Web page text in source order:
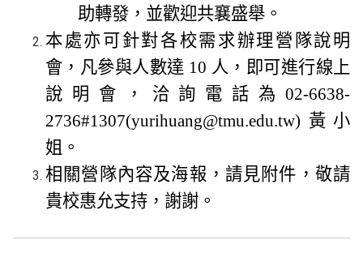
助轉發，並歡迎共襄盛舉。
本處亦可針對各校需求辦理營隊說明
會，凡參與人數達 10 人，即可進行線上
說明會，洽詢電話為 02-6638-
2736#1307(yurihuang@tmu.edu.tw) 黃小
姐。
相關營隊內容及海報，請見附件，敬請
貴校惠允支持，謝謝。